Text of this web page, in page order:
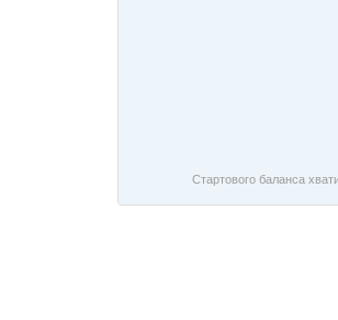
Стартового баланса